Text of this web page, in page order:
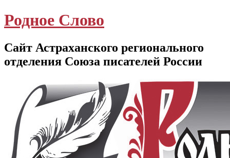
Родное Слово
Сайт Астраханского регионального
отделения Союза писателей России